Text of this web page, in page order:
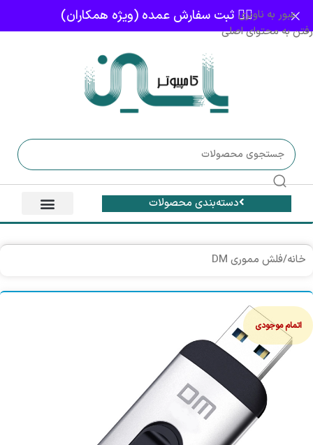
عبور به ناوبری
رفتن به محتوای اصلی
👈🏻 ثبت سفارش عمده (ویژه همکاران)
دسته‌بندی محصولات
خانه/فلش مموری DM
اتمام موجودی